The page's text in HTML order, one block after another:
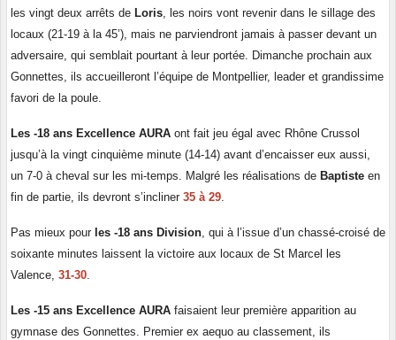
les vingt deux arrêts de Loris, les noirs vont revenir dans le sillage des
locaux (21-19 à la 45’), mais ne parviendront jamais à passer devant un
adversaire, qui semblait pourtant à leur portée. Dimanche prochain aux
Gonnettes, ils accueilleront l’équipe de Montpellier, leader et grandissime
favori de la poule.
Les -18 ans Excellence AURA ont fait jeu égal avec Rhône Crussol
jusqu’à la vingt cinquième minute (14-14) avant d’encaisser eux aussi,
un 7-0 à cheval sur les mi-temps. Malgré les réalisations de Baptiste en
fin de partie, ils devront s’incliner 35 à 29.
Pas mieux pour les -18 ans Division, qui à l’issue d’un chassé-croisé de
soixante minutes laissent la victoire aux locaux de St Marcel les
Valence, 31-30.
Les -15 ans Excellence AURA faisaient leur première apparition au
gymnase des Gonnettes. Premier ex aequo au classement, ils